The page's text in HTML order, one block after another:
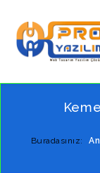
Buradasınız: